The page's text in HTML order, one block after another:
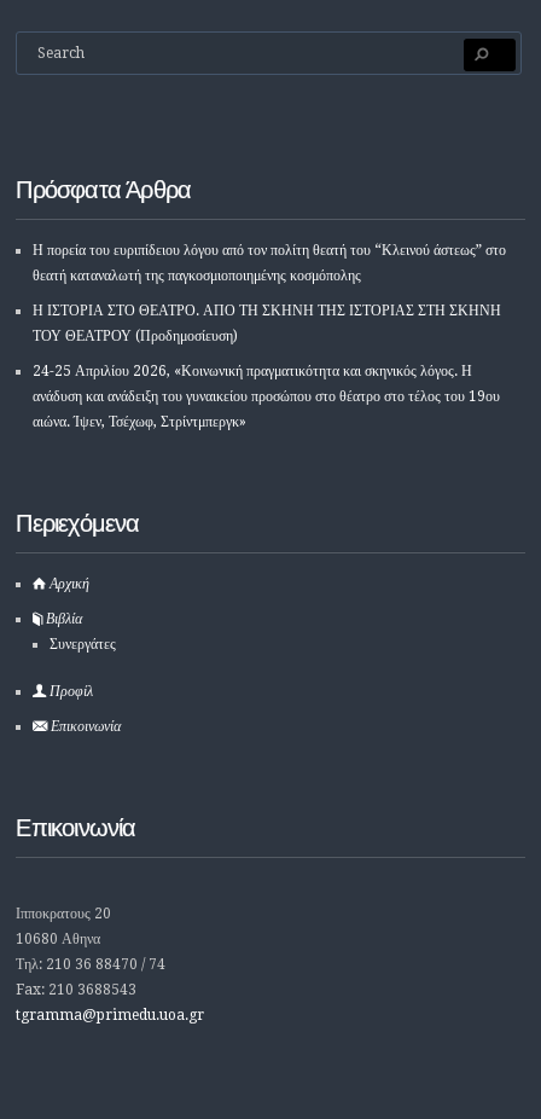
Πρόσφατα Άρθρα
Η πορεία του ευριπίδειου λόγου από τον πολίτη θεατή του “Κλεινού άστεως” στο
θεατή καταναλωτή της παγκοσμιοποιημένης κοσμόπολης
Η ΙΣΤΟΡΙΑ ΣΤΟ ΘΕΑΤΡΟ. ΑΠΟ ΤΗ ΣΚΗΝΗ ΤΗΣ ΙΣΤΟΡΙΑΣ ΣΤΗ ΣΚΗΝΗ
ΤΟΥ ΘΕΑΤΡΟΥ (Προδημοσίευση)
24-25 Απριλίου 2026, «Κοινωνική πραγματικότητα και σκηνικός λόγος. Η
ανάδυση και ανάδειξη του γυναικείου προσώπου στο θέατρο στο τέλος του 19ου
αιώνα. Ίψεν, Τσέχωφ, Στρίντμπεργκ»
Περιεχόμενα
Αρχική
Βιβλία
Συνεργάτες
Προφίλ
Επικοινωνία
Επικοινωνία
Ιπποκρατους 20
10680 Αθηνα
Τηλ: 210 36 88470 / 74
Fax: 210 3688543
tgramma@primedu.uoa.gr